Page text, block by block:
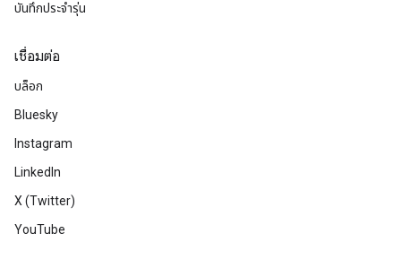
บันทึกประจำรุ่น
เชื่อมต่อ
บล็อก
Bluesky
Instagram
LinkedIn
X (Twitter)
YouTube